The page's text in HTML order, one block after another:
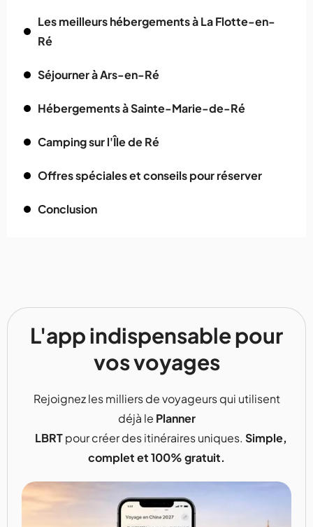
Les meilleurs hébergements à La Flotte-en-
Ré
Séjourner à Ars-en-Ré
Hébergements à Sainte-Marie-de-Ré
Camping sur l'Île de Ré
Offres spéciales et conseils pour réserver
Conclusion
L'app indispensable pour
vos voyages
Rejoignez les milliers de voyageurs qui utilisent
déjà le Planner
LBRTpour créer des itinéraires uniques. Simple,
complet et 100% gratuit.